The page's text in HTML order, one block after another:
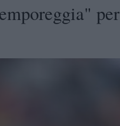
per